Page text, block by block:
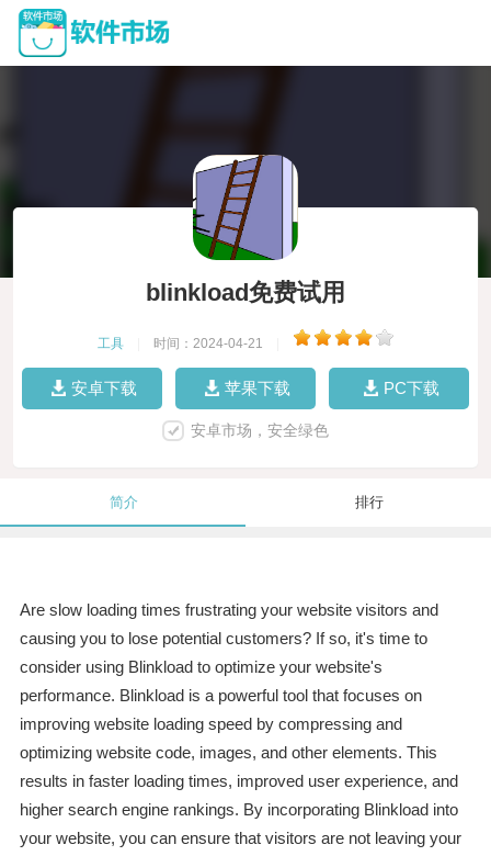
blinkload免费试用
工具 时间：2024-04-21
安卓下载 苹果下载 PC下载
安卓市场，安全绿色
简介 排行
Are slow loading times frustrating your website visitors and
causing you to lose potential customers? If so, it's time to
consider using Blinkload to optimize your website's
performance. Blinkload is a powerful tool that focuses on
improving website loading speed by compressing and
optimizing website code, images, and other elements. This
results in faster loading times, improved user experience, and
higher search engine rankings. By incorporating Blinkload into
your website, you can ensure that visitors are not leaving your